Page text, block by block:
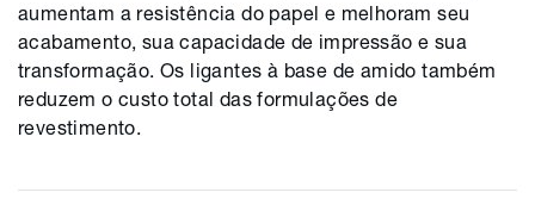
aumentam a resistência do papel e melhoram seu
acabamento, sua capacidade de impressão e sua
transformação. Os ligantes à base de amido também
reduzem o custo total das formulações de
revestimento.